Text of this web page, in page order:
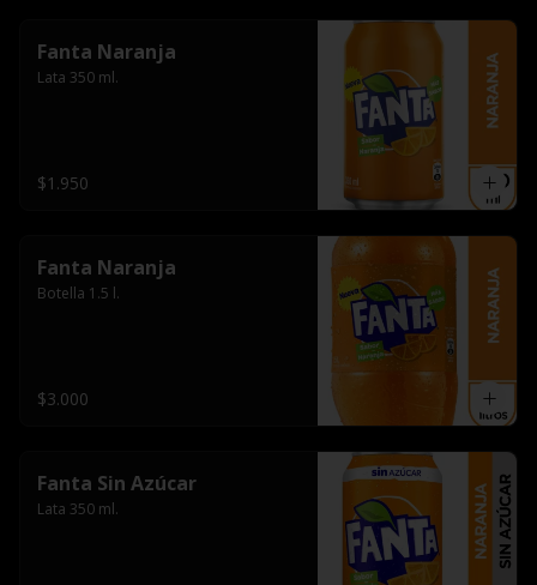
Fanta Naranja
Lata 350 ml.
$1.950
Fanta Naranja
Botella 1.5 l.
$3.000
Fanta Sin Azúcar
Lata 350 ml.